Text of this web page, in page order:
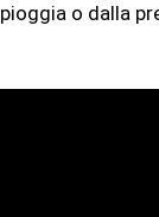
pioggia o dalla